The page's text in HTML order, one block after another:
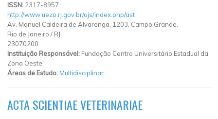
ISSN: 2317-8957
http://www.uezo.rj.gov.br/ojs/index.php/ast
Av. Manuel Caldeira de Alvarenga, 1203, Campo Grande.
Rio de Janeiro / RJ
23070200
Instituição Responsável: Fundação Centro Universitário Estadual da
Zona Oeste
Áreas de Estudo:Multidisciplinar
ACTA SCIENTIAE VETERINARIAE